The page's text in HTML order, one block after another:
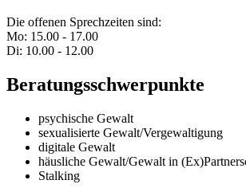
Die offenen Sprechzeiten sind:
Mo: 15.00 - 17.00
Di: 10.00 - 12.00
Beratungsschwerpunkte
psychische Gewalt
sexualisierte Gewalt/Vergewaltigung
digitale Gewalt
häusliche Gewalt/Gewalt in
Stalking